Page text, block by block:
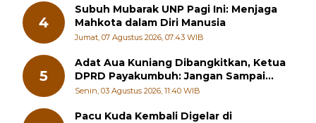
4
Subuh Mubarak UNP Pagi Ini: Menjaga
Mahkota dalam Diri Manusia
Jumat, 07 Agustus 2026, 07:43 WIB
5
Adat Aua Kuniang Dibangkitkan, Ketua
DPRD Payakumbuh: Jangan Sampai
Generasi Muda Hilang Jati Diri
Senin, 03 Agustus 2026, 11:40 WIB
Pacu Kuda Kembali Digelar di